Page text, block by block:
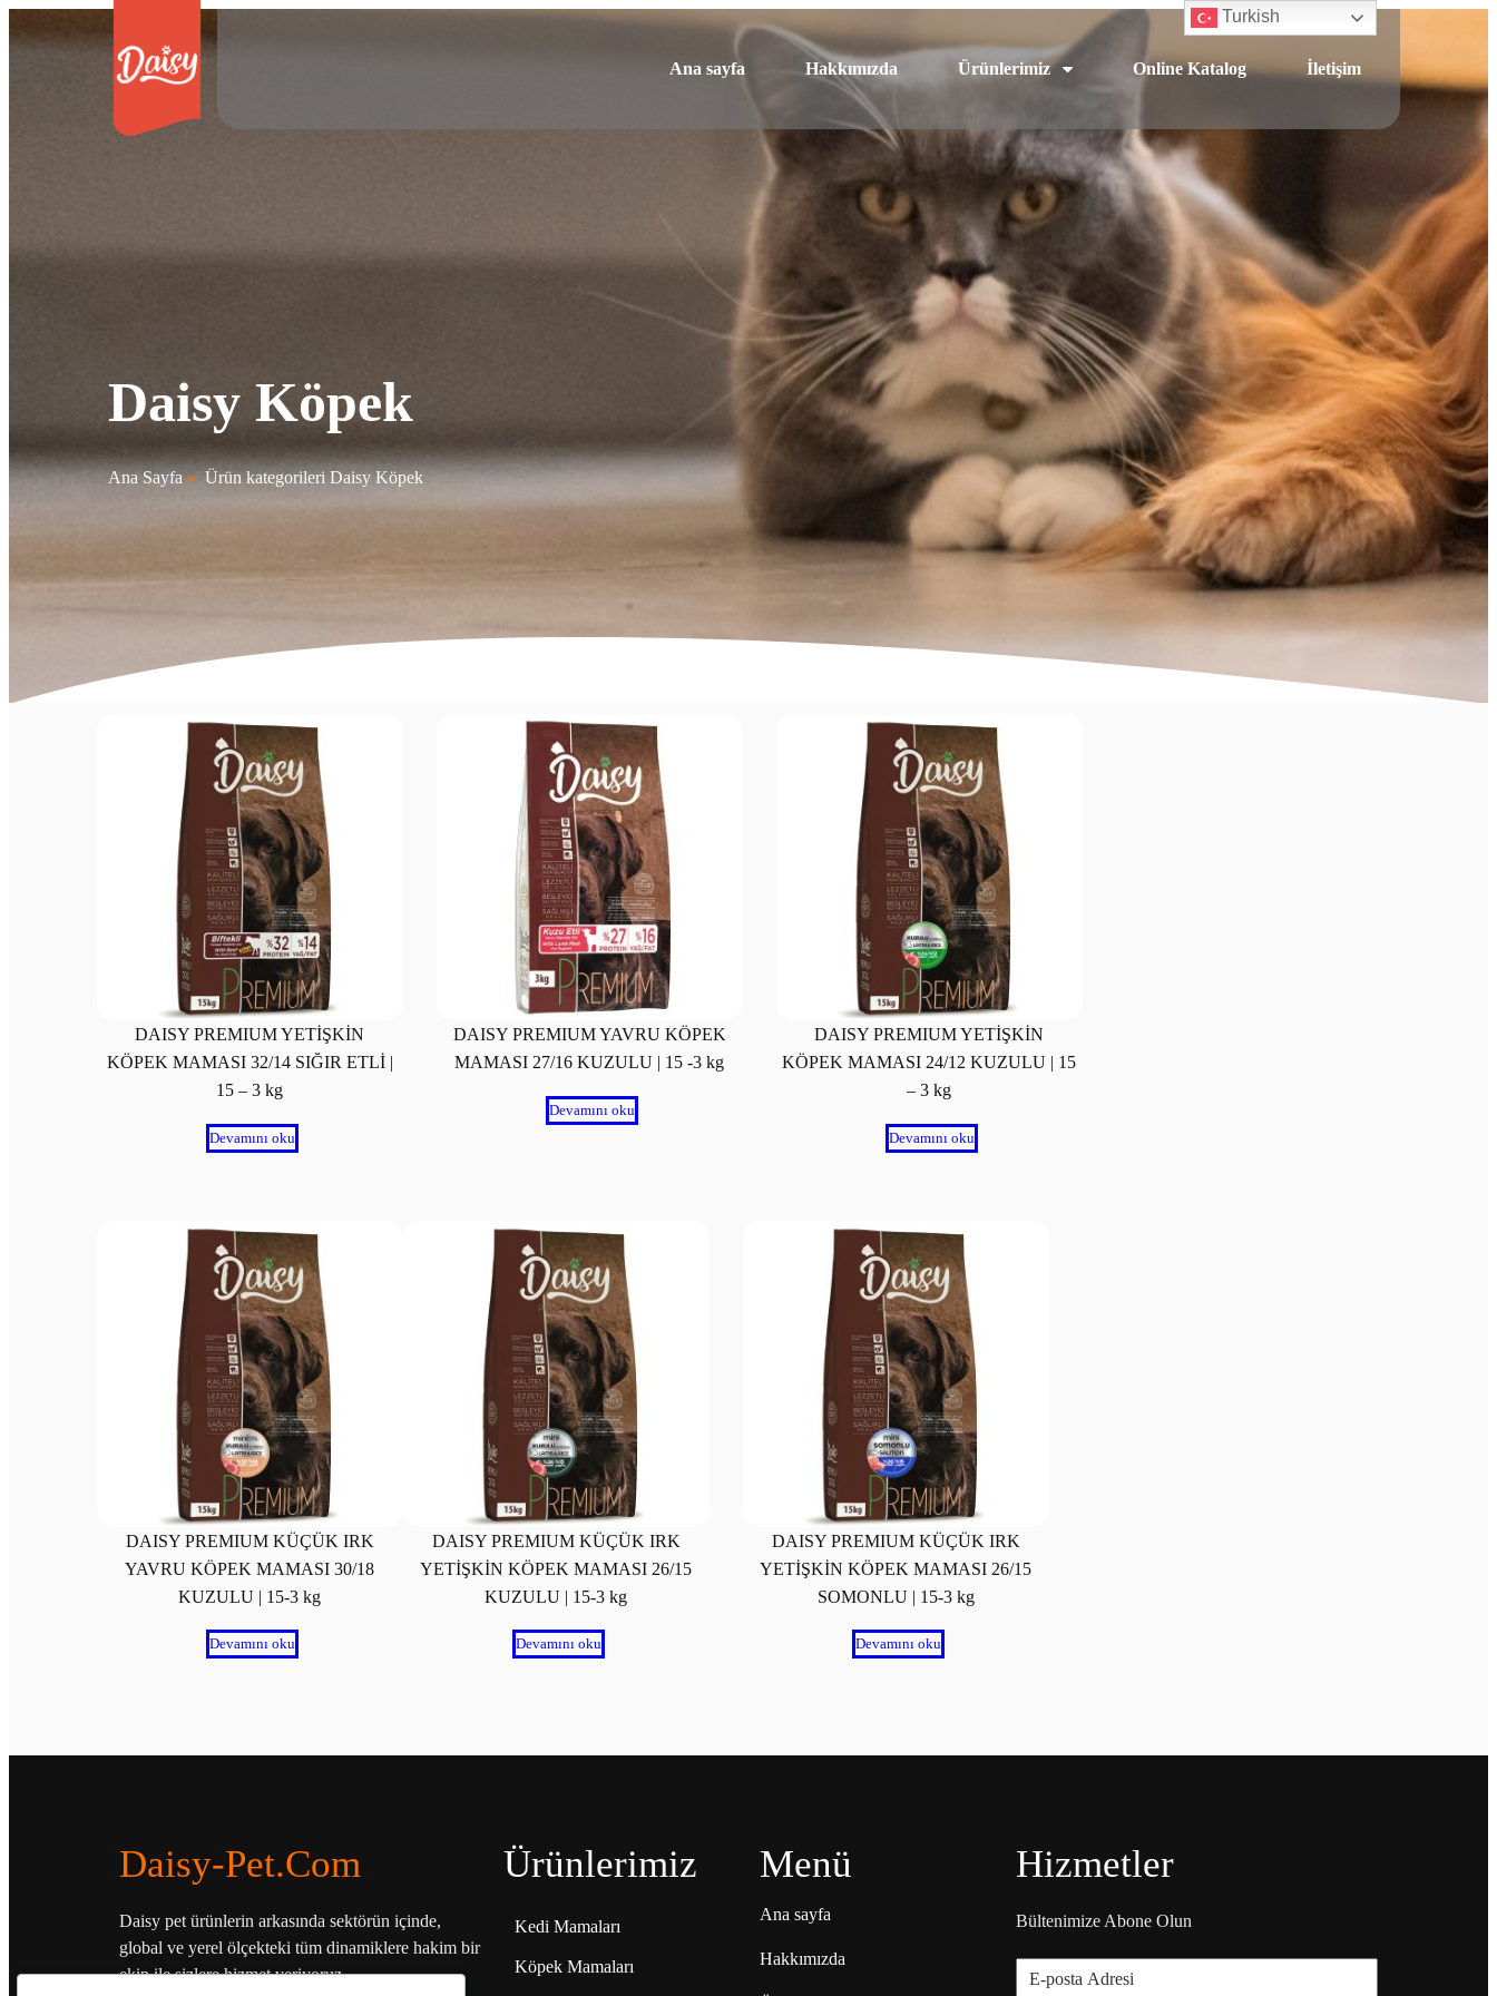
Ana sayfa Hakkımızda Ürünlerimiz Online Katalog İletişim
Daisy Köpek
Ana Sayfa »Ürün kategorileri Daisy Köpek
DAISY PREMIUM YETİŞKİN
KÖPEK MAMASI 32/14 SIĞIR ETLİ |
15 – 3 kg
Devamını oku
DAISY PREMIUM YAVRU KÖPEK
MAMASI 27/16 KUZULU | 15 -3 kg
Devamını oku
DAISY PREMIUM YETİŞKİN
KÖPEK MAMASI 24/12 KUZULU | 15
– 3 kg
Devamını oku
DAISY PREMIUM KÜÇÜK IRK
YAVRU KÖPEK MAMASI 30/18
KUZULU | 15-3 kg
Devamını oku
DAISY PREMIUM KÜÇÜK IRK
YETİŞKİN KÖPEK MAMASI 26/15
KUZULU | 15-3 kg
Devamını oku
DAISY PREMIUM KÜÇÜK IRK
YETİŞKİN KÖPEK MAMASI 26/15
SOMONLU | 15-3 kg
Devamını oku
Daisy-Pet.com
Daisy pet ürünlerin arkasında sektörün içinde,
global ve yerel ölçekteki tüm dinamiklere hakim bir
ekip ile sizlere hizmet veriyoruz.
Ürünlerimiz
Kedi Mamaları
Köpek Mamaları
Menü
Ana sayfa
Hakkımızda
Hizmetler
Bültenimize Abone Olun
Turkish